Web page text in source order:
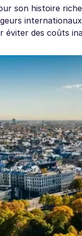
son histoire
éviter des coûts